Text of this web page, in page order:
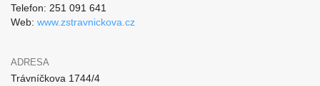
Telefon: 251 091 641
Web: www.zstravnickova.cz
ADRESA
Trávníčkova 1744/4